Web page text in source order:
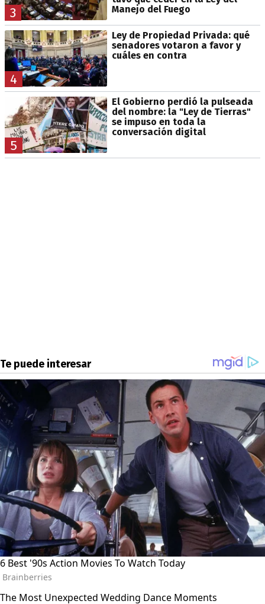
3
Manejo del Fuego
4
Ley de Propiedad Privada: qué
senadores votaron a favor y
cuáles en contra
5
El Gobierno perdió la pulseada
del nombre: la "Ley de Tierras"
se impuso en toda la
conversación digital